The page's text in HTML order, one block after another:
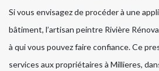
Si vous envisagez de procéder à une
bâtiment, l’artisan peintre Rivière
à qui vous pouvez faire confiance. Ce
services aux propriétaires à Millieres,